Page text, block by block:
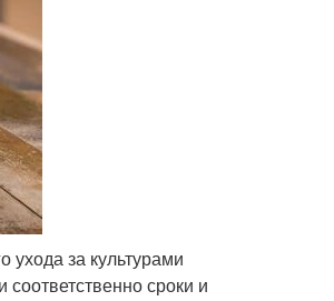
за культурами
сроки и